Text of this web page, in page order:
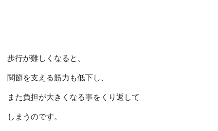
歩行が難しくなると、
関節を支える筋力も低下し、
また負担が大きくなる事をくり返して
しまうのです。